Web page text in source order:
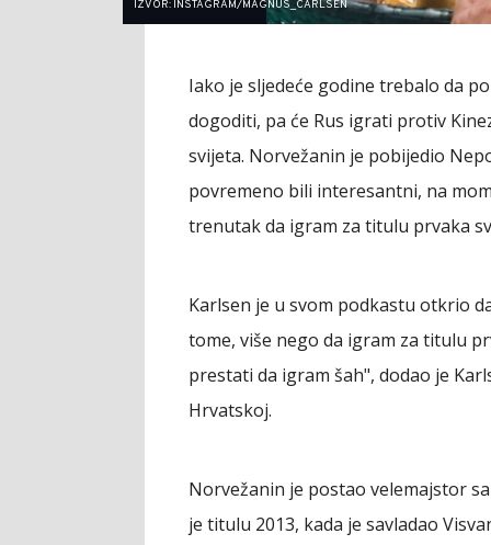
IZVOR: INSTAGRAM/MAGNUS_CARLSEN
Iako je sljedeće godine trebalo da
dogoditi, pa će Rus igrati protiv
svijeta. Norvežanin je pobijedio
povremeno bili interesantni, na
trenutak da igram za titulu prvaka
Karlsen je u svom podkastu otkrio
tome, više nego da igram za titulu
prestati da igram šah", dodao je
Hrvatskoj.
Norvežanin je postao velemajstor
je titulu 2013, kada je savladao